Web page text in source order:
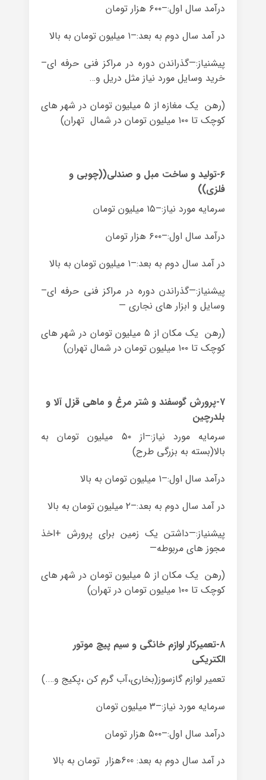
درآمد سال اول:–۶۰۰ هزار تومان
در آمد سال دوم به بعد:–۱ میلیون تومان به بالا
پیشنیاز:—گذراندن دوره در مراکز فنی حرفه ای–
خرید وسایل مورد نیاز مثل دریل و…
(رهن یک مغازه از ۵ میلیون تومان در شهر های
کوچک تا ۱۰۰ میلیون تومان در شمال تهران)
۶-تولید و ساخت مبل و صندلی((چوبی و
فلزی))
سرمایه مورد نیاز:–۱۵ میلیون تومان
درآمد سال اول:–۶۰۰ هزار تومان
در آمد سال دوم به بعد:–۱ میلیون تومان به بالا
پیشنیاز:—گذراندن دوره در مراکز فنی حرفه ای–
وسایل و ابزار های نجاری —
(رهن یک مکان از ۵ میلیون تومان در شهر های
کوچک تا ۱۰۰ میلیون تومان در شمال تهران)
۷-پرورش گوسفند و شتر مرغ و ماهی قزل آلا و
بلدرچین
سرمایه مورد نیاز:–از ۵۰ میلیون تومان به
بالا(بسته به بزرگی طرح)
درآمد سال اول:–۱ میلیون تومان به بالا
در آمد سال دوم به بعد:–۲ میلیون تومان به بالا
پیشنیاز:—داشتن یک زمین برای پرورش +اخذ
مجوز های مربوطه—
(رهن یک مکان از ۵ میلیون تومان در شهر های
کوچک تا ۱۰۰ میلیون تومان در تهران)
۸-تعمیرکار لوازم خانگی و سیم پیچ موتور
الکتریکی
تعمیر لوازم گازسوز(بخاری،آب گرم کن ،پکیج و….)
سرمایه مورد نیاز:–۳ میلیون تومان
درآمد سال اول:–۵۰۰ هزار تومان
در آمد سال دوم به بعد: 600هزار تومان به بالا